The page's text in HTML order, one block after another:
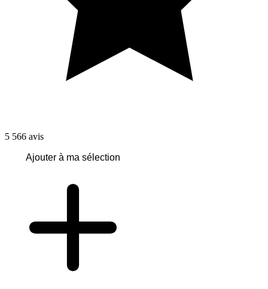
5 566 avis
Ajouter à ma sélection